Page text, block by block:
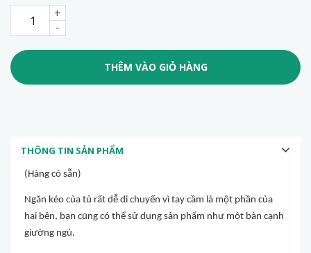
-
+
THÊM VÀO GIỎ HÀNG
THÔNG TIN SẢN PHẨM
(Hàng có sẵn)
Ngăn kéo của tủ rất dễ di chuyển vì tay cầm là một phần của
hai bên, bạn cũng có thể sử dụng sản phẩm như một bàn cạnh
giường ngủ.